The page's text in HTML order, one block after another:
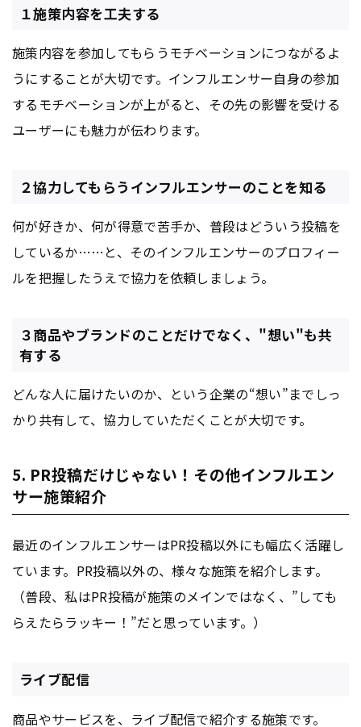
１施策内容を工夫する
施策内容を参加してもらうモチベーションにつながるよ
うにすることが大切です。インフルエンサー自身の参加
するモチベーションが上がると、その先の影響を受ける
ユーザーにも魅力が伝わります。
２協力してもらうインフルエンサーのことを知る
何が好きか、何が得意で苦手か、普段はどういう投稿を
しているか……と、そのインフルエンサーのプロフィー
ルを把握したうえで協力を依頼しましょう。
３商品やブランドのことだけでなく、"想い"も共
有する
どんな人に届けたいのか、という企業の“想い”までしっ
かり共有して、協力していただくことが大切です。
5. PR投稿だけじゃない！その他インフルエン
サー施策紹介
最近のインフルエンサーはPR投稿以外にも幅広く活躍し
ています。PR投稿以外の、様々な施策を紹介します。
（普段、私はPR投稿が施策のメインではなく、”しても
らえたらラッキー！”だと思っています。）
ライブ配信
商品やサービスを、ライブ配信で紹介する施策です。